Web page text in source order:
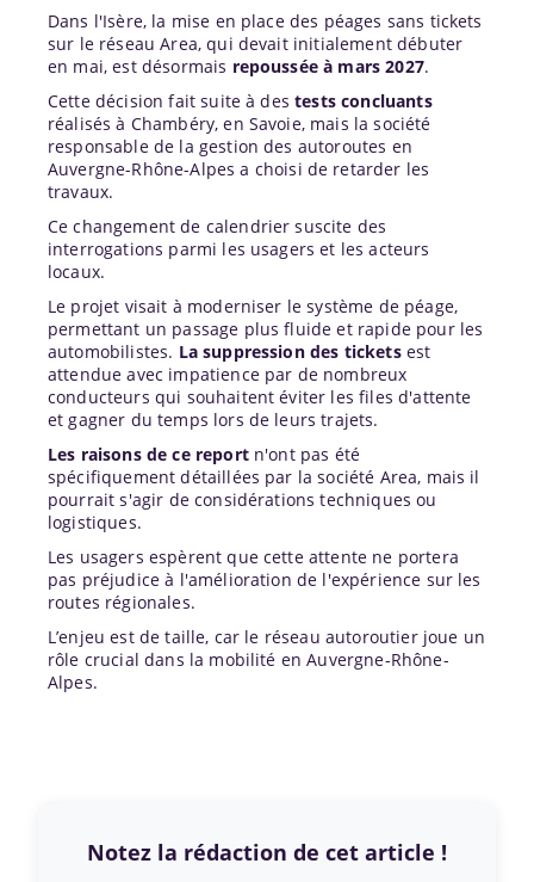
Dans l'Isère, la mise en place des péages sans tickets
sur le réseau Area, qui devait initialement débuter
en mai, est désormais repoussée à mars 2027.
Cette décision fait suite à destests concluants
réalisés à Chambéry, en Savoie, mais la société
responsable de la gestion des autoroutes en
Auvergne-Rhône-Alpes a choisi de retarder les
travaux.
Ce changement de calendrier suscite des
interrogations parmi les usagers et les acteurs
locaux.
Le projet visait à moderniser le système de péage,
permettant un passage plus fluide et rapide pour les
automobilistes. La suppression des ticketsest
attendue avec impatience par de nombreux
conducteurs qui souhaitent éviter les files d'attente
et gagner du temps lors de leurs trajets.
Les raisons de ce reportn'ont pas été
spécifiquement détaillées par la société Area, mais il
pourrait s'agir de considérations techniques ou
logistiques.
Les usagers espèrent que cette attente ne portera
pas préjudice à l'amélioration de l'expérience sur les
routes régionales.
L’enjeu est de taille, car le réseau autoroutier joue un
rôle crucial dans la mobilité en Auvergne-Rhône-
Alpes.
Notez la rédaction de cet article !